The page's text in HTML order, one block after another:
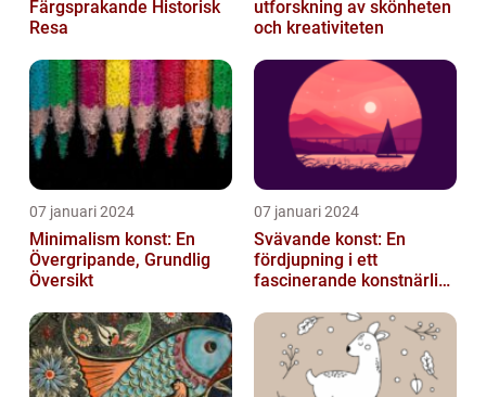
Färgsprakande Historisk
Resa
utforskning av skönheten
och kreativiteten
07 januari 2024
Minimalism konst: En
Övergripande, Grundlig
Översikt
07 januari 2024
Svävande konst: En
fördjupning i ett
fascinerande konstnärligt